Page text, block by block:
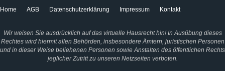
Home AGB Datenschutzerklärung Impressum Kontakt
Wir weisen Sie ausdrücklich auf das virtuelle Hausrecht hin! In Ausübung dieses
Rechtes wird hiermit allen Behörden, insbesondere Ämtern, juristischen Personen
und in dieser Weise beliehenen Personen sowie Anstalten des öffentlichen Rechts
jeglicher Zutritt zu unseren Netzseiten verboten.